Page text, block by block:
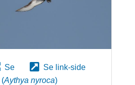
Se
Se link-side
(Aythya nyroca)